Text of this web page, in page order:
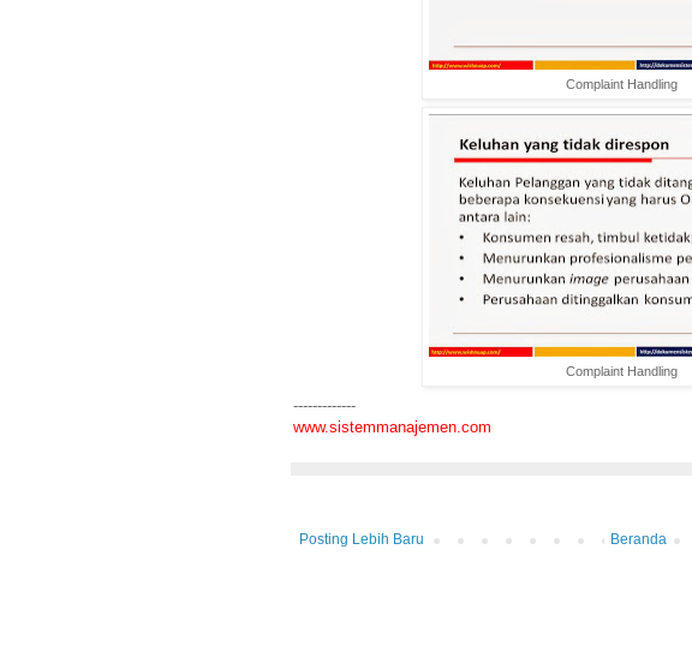
Complaint Handling
Complaint Handling
-------------
www.sistemmanajemen.com
Posting Lebih Baru Beranda